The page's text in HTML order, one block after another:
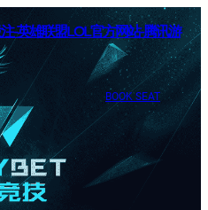
-英雄联盟LOL官方网站-腾讯游
BOOK SEAT